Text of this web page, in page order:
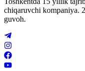
chiqaruvchi kompaniya.
guvoh.